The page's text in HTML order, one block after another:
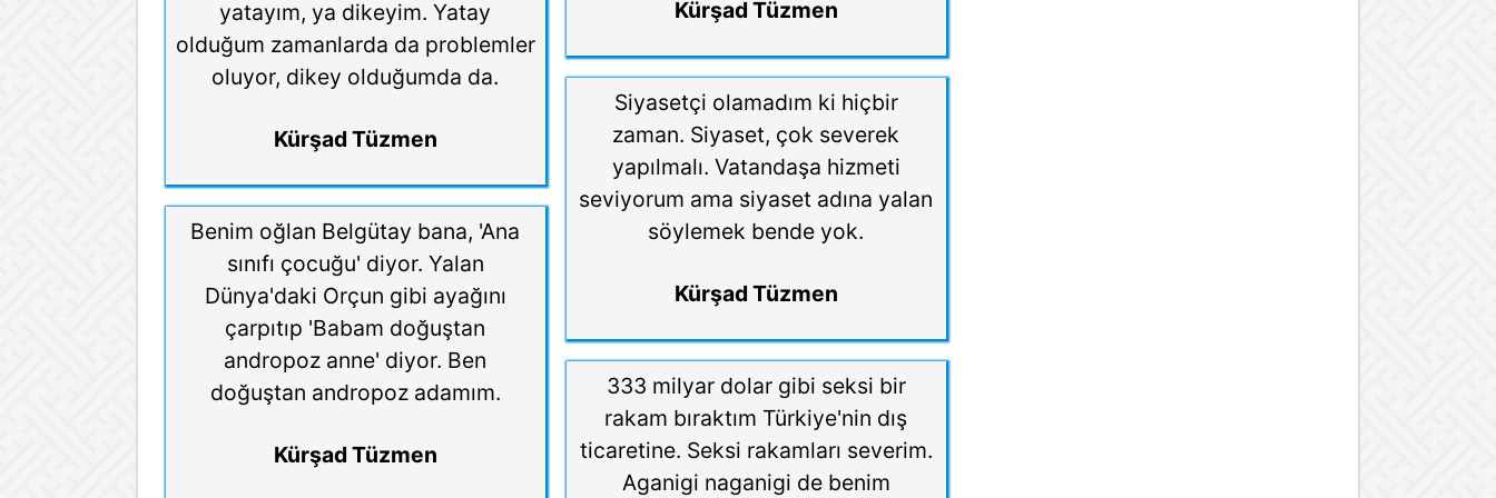
yatayım, ya dikeyim. Yatay
olduğum zamanlarda da problemler
oluyor, dikey olduğumda da.
Kürşad Tüzmen
Benim oğlan Belgütay bana, 'Ana
sınıfı çocuğu' diyor. Yalan
Dünya'daki Orçun gibi ayağını
çarpıtıp 'Babam doğuştan
andropoz anne' diyor. Ben
doğuştan andropoz adamım.
Kürşad Tüzmen
Kürşad Tüzmen
Siyasetçi olamadım ki hiçbir
zaman. Siyaset, çok severek
yapılmalı. Vatandaşa hizmeti
seviyorum ama siyaset adına yalan
söylemek bende yok.
Kürşad Tüzmen
333 milyar dolar gibi seksi bir
rakam bıraktım Türkiye'nin dış
ticaretine. Seksi rakamları severim.
Aganigi naganigi de benim